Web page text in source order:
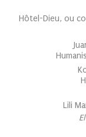
Hôtel-Dieu, ou
Lili